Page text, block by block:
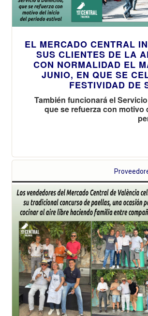
EL MERCADO CENTRAL
SUS CLIENTES DE LA
CON NORMALIDAD EL
JUNIO, EN QUE SE
FESTIVIDAD DE
También funcionará el
que se refuerza con motivo